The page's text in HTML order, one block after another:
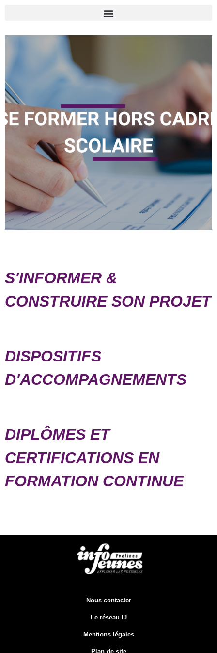
S'INFORMER &
CONSTRUIRE SON PROJET
DISPOSITIFS
D'ACCOMPAGNEMENTS
DIPLÔMES ET
CERTIFICATIONS EN
FORMATION CONTINUE
Nous contacter
Le réseau IJ
Mentions légales
Plan de site